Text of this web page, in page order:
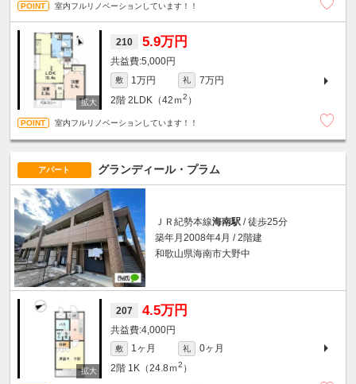
室内フルリノベーションしています！！
210 5.9万円
5,000円
敷 1万円 礼
7万円
2階 2LDK（42ｍ2 ）
室内フルリノベーションしています！！
アパート グランディール・プラム
ＪＲ紀勢本線海南駅 / 徒歩25分
築年月2008年4月 / 2階建
和歌山県海南市大野中
207 4.5万円
4,000円
敷 1ヶ月 礼
0ヶ月
2階 1K（24.8ｍ2 ）